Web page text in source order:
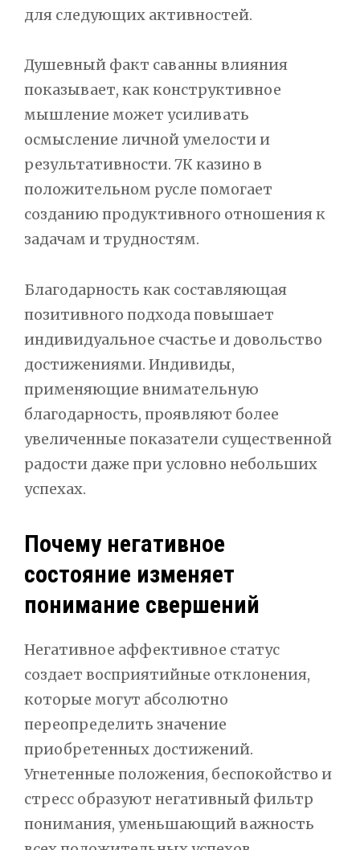
для следующих активностей.
Душевный факт саванны влияния
показывает, как конструктивное
мышление может усиливать
осмысление личной умелости и
результативности. 7К казино в
положительном русле помогает
созданию продуктивного отношения к
задачам и трудностям.
Благодарность как составляющая
позитивного подхода повышает
индивидуальное счастье и довольство
достижениями. Индивиды,
применяющие внимательную
благодарность, проявляют более
увеличенные показатели существенной
радости даже при условно небольших
успехах.
Почему негативное
состояние изменяет
понимание свершений
Негативное аффективное статус
создает восприятийные отклонения,
которые могут абсолютно
переопределить значение
приобретенных достижений.
Угнетенные положения, беспокойство и
стресс образуют негативный фильтр
понимания, уменьшающий важность